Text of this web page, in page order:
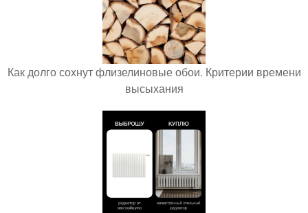
Как долго сохнут флизелиновые обои. Критерии времени
высыхания